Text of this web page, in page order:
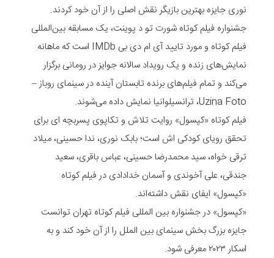
نوری جایزه بهترین بازیگر نقش اصلی را از آن خود کردند.
جشنواره فیلم کوتاه شورت تو د پوینت، یک مسابقه بین‌المللی
فیلم کوتاه و مورد تایید آی ام دی بی IMDb است که ماهانه
نمایش‌های زنده و یک رویداد سالانه جوایز در رومانی برگزار
می‌کند و تمام فیلم‌های برنده تابستان آینده در سینمای روباز –
Uzina Foto، ترانسیلوانیا نمایش داده می‌شوند.
فیلم کوتاه «کپسول» روایت تلاش و تکاپوی پسربچه ای برای
تحقق رویای کودکی اش است؛ بابک نوری، ندا حسینی، میلاد
ترقی خواه، سید محمدرضا حسینی، عباس باقری، سعید
جندقی، علی آخوندی و آسمان خدادادی در فیلم کوتاه
«کپسول» ایفای نقش داشته‌اند.
«کپسول» در جشنواره بین المللی فیلم کوتاه تهران توانست
جایزه بزرگ بخش سینمای بین الملل را از آن خود کند و به
اسکار ۲۰۲۳ معرفی شود.